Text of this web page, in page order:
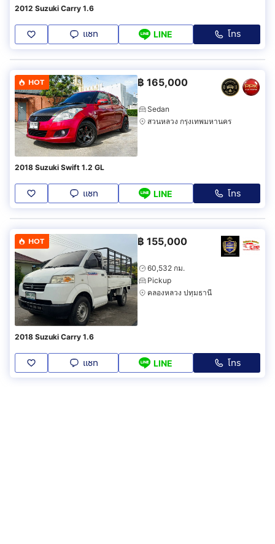
2012 Suzuki Carry 1.6
แชท LINE โทร
HOT ฿ 165,000
Sedan
สวนหลวง กรุงเทพมหานคร
2018 Suzuki Swift 1.2 GL
แชท LINE โทร
HOT ฿ 155,000
60,532 กม.
Pickup
คลองหลวง ปทุมธานี
2018 Suzuki Carry 1.6
แชท LINE โทร